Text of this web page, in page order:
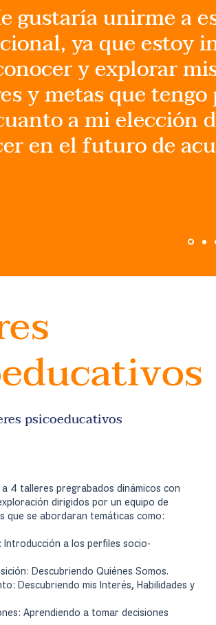
gustaría unirme a
ya que estoy
y explorar
y metas que
a mi elección
en el futuro de
psicoeducativos
a 4 talleres pregrabados dinámicos con
dirigidos por un equipo de
que se abordaran temáticas como:
Introducción a los perfiles socio-
Descubriendo Quiénes Somos.
Descubriendo mis Interés, Habilidades y
Aprendiendo a tomar decisiones